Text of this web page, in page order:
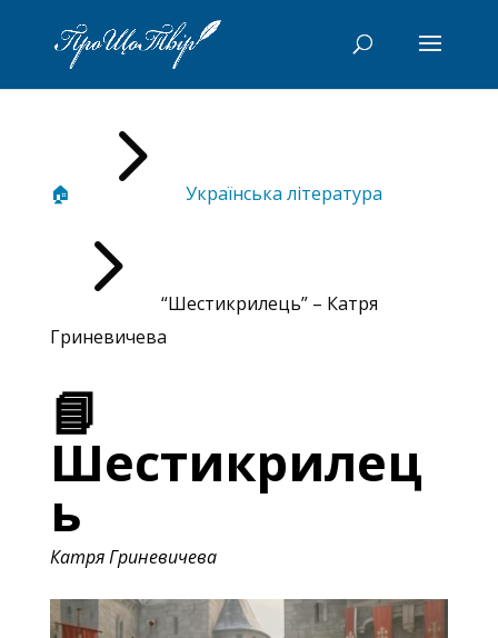
🏠 5 Українська література
5
“Шестикрилець” – Катря
Гриневичева
📘
Шестикрилец
ь
Катря Гриневичева